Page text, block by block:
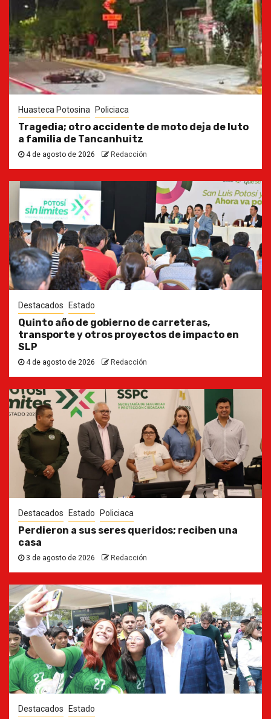
Huasteca Potosina Policiaca
Tragedia; otro accidente de moto deja de luto
a familia de Tancanhuitz
4 de agosto de 2026 Redacción
Destacados Estado
Quinto año de gobierno de carreteras,
transporte y otros proyectos de impacto en
SLP
4 de agosto de 2026 Redacción
Destacados Estado Policiaca
Perdieron a sus seres queridos; reciben una
casa
3 de agosto de 2026 Redacción
Destacados Estado